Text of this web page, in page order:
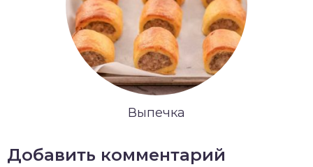
Выпечка
Добавить комментарий